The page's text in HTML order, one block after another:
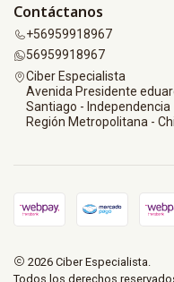
Contáctanos
+56959918967
56959918967
Ciber Especialista
Avenida Presidente
Santiago - Independencia
Región Metropolitana -
2026 Ciber Especialista.
Todos los derechos